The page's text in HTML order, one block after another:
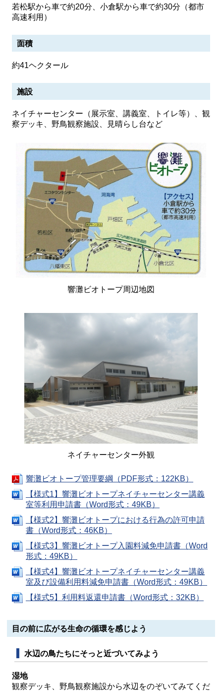
若松駅から車で約20分、小倉駅から車で約30分（都市
高速利用）
面積
約41ヘクタール
施設
ネイチャーセンター（展示室、講義室、トイレ等）、観
察デッキ、野鳥観察施設、見晴らし台など
響灘ビオトープ周辺地図
ネイチャーセンター外観
響灘ビオトープ管理要綱（PDF形式：122KB）
【様式1】響灘ビオトープネイチャーセンター講義
室等利用申請書（Word形式：49KB）
【様式2】響灘ビオトープにおける行為の許可申請
書（Word形式：46KB）
【様式3】響灘ビオトープ入園料減免申請書（Word
形式：49KB）
【様式4】響灘ビオトープネイチャーセンター講義
室及び設備利用料減免申請書（Word形式：49KB）
【様式5】利用料返還申請書（Word形式：32KB）
目の前に広がる生命の循環を感じよう
水辺の鳥たちにそっと近づいてみよう
湿地
観察デッキ、野鳥観察施設から水辺をのぞいてみてくだ